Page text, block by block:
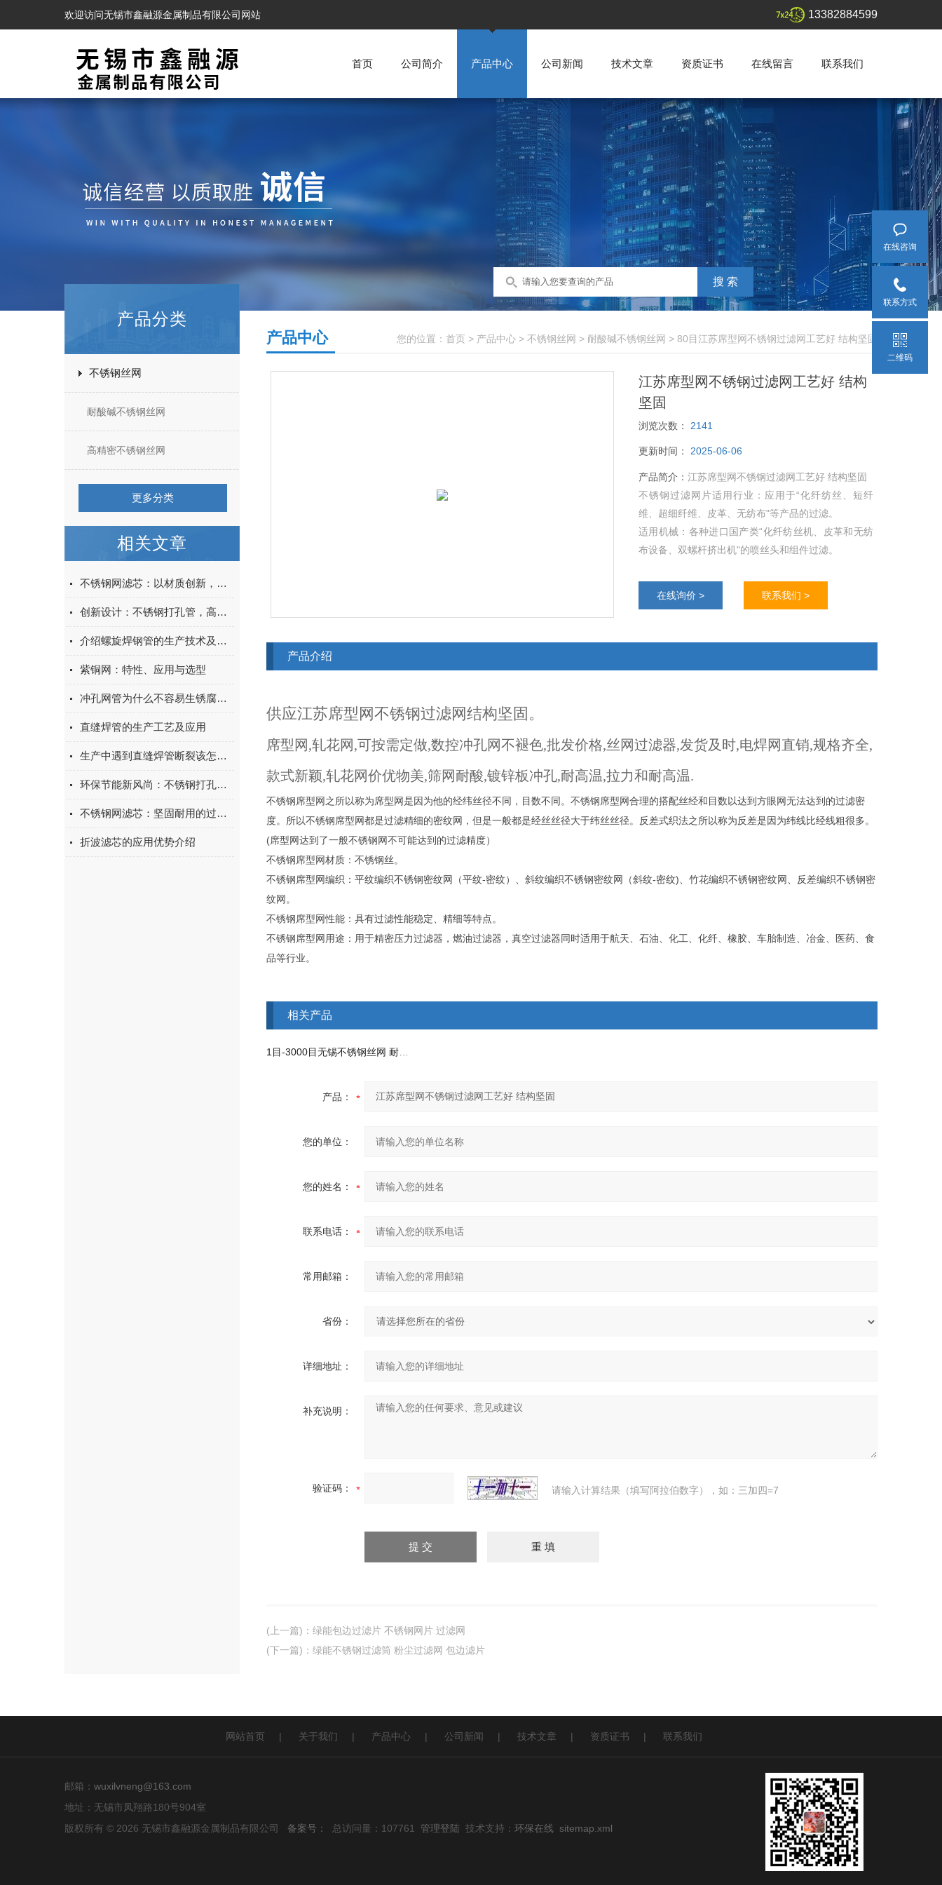
欢迎访问无锡市鑫融源金属制品有限公司网站 13382884599
首页 公司简介 产品中心 公司新闻 技术文章 资质证书 在线留言 联系我们
产品分类
不锈钢丝网
耐酸碱不锈钢丝网
高精密不锈钢丝网
更多分类
相关文章
不锈钢网滤芯：以材质创新，重塑过滤效率与成本的平衡点
创新设计：不锈钢打孔管，高效透气与美观并存的完满选择
介绍螺旋焊钢管的生产技术及其优势
紫铜网：特性、应用与选型
冲孔网管为什么不容易生锈腐蚀呢？
直缝焊管的生产工艺及应用
生产中遇到直缝焊管断裂该怎么处理？
环保节能新风尚：不锈钢打孔管，绿色通风解决方案的选择
不锈钢网滤芯：坚固耐用的过滤解决方案，助力工业流体净化
折波滤芯的应用优势介绍
您的位置： 首页 > 产品中心 > 不锈钢丝网 > 耐酸碱不锈钢丝网 > 80目江苏席型网不锈钢过滤网工艺好 结构坚固
产品中心
江苏席型网不锈钢过滤网工艺好 结构
坚固
浏览次数： 2141
更新时间： 2025-06-06
产品简介： 江苏席型网不锈钢过滤网工艺好 结构坚固
不锈钢过滤网片适用行业：应用于“化纤纺丝、短纤
维、超细纤维、皮革、无纺布"等产品的过滤。
适用机械：各种进口国产类“化纤纺丝机、皮革和无纺
布设备、双螺杆挤出机"的喷丝头和组件过滤。
在线询价 > 联系我们 >
产品介绍
供应江苏席型网不锈钢过滤网结构坚固。
席型网,轧花网,可按需定做,数控冲孔网不褪色,批发价格,丝网过滤器,发货及时,电焊网直销,规格齐全,
款式新颖,轧花网价优物美,筛网耐酸,镀锌板冲孔,耐高温,拉力和耐高温.
不锈钢席型网之所以称为席型网是因为他的经纬丝径不同，目数不同。不锈钢席型网合理的搭配丝经和目数以达到方眼网无法达到的过滤密
度。所以不锈钢席型网都是过滤精细的密纹网，但是一般都是经丝丝径大于纬丝丝径。反差式织法之所以称为反差是因为纬线比经线粗很多。
(席型网达到了一般不锈钢网不可能达到的过滤精度）
不锈钢席型网材质：不锈钢丝。
不锈钢席型网编织：平纹编织不锈钢密纹网（平纹-密纹）、斜纹编织不锈钢密纹网（斜纹-密纹)、竹花编织不锈钢密纹网、反差编织不锈钢密
纹网。
不锈钢席型网性能：具有过滤性能稳定、精细等特点。
不锈钢席型网用途：用于精密压力过滤器，燃油过滤器，真空过滤器同时适用于航天、石油、化工、化纤、橡胶、车胎制造、冶金、医药、食
品等行业。
相关产品
产品：
您的单位：
您的姓名：
联系电话：
常用邮箱：
省份：
详细地址：
补充说明：
验证码： 请输入计算结果（填写阿拉伯数字），如：三加四=7
(上一篇) ： 绿能包边过滤片 不锈钢网片 过滤网
(下一篇) ： 绿能不锈钢过滤筒 粉尘过滤网 包边滤片
网站首页 | 关于我们 | 产品中心 | 公司新闻 | 技术文章 | 资质证书 | 联系我们
邮箱： wuxilvneng@163.com
地址：无锡市凤翔路180号904室
版权所有 © 2026 无锡市鑫融源金属制品有限公司 备案号： 总访问量：107761 管理登陆 技术支持： 环保在线 sitemap.xml
在线咨询
联系方式
二维码